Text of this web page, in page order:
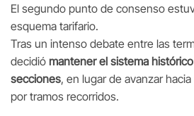
El segundo punto de consenso
esquema tarifario.
Tras un intenso debate entre las
decidió mantener el sistema
secciones, en lugar de avanzar
por tramos recorridos.